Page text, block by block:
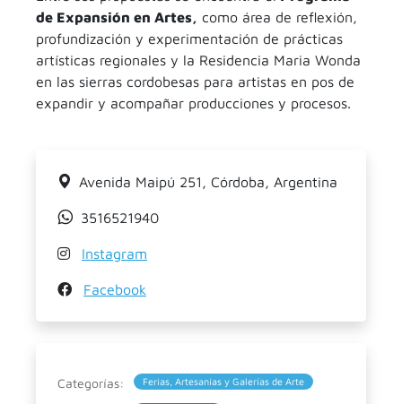
de Expansión en Artes, como área de reflexión,
profundización y experimentación de prácticas
artísticas regionales y la Residencia Maria Wonda
en las sierras cordobesas para artistas en pos de
expandir y acompañar producciones y procesos.
Avenida Maipú 251, Córdoba, Argentina
3516521940
Instagram
Facebook
Categorías: Ferias, Artesanías y Galerías de Arte